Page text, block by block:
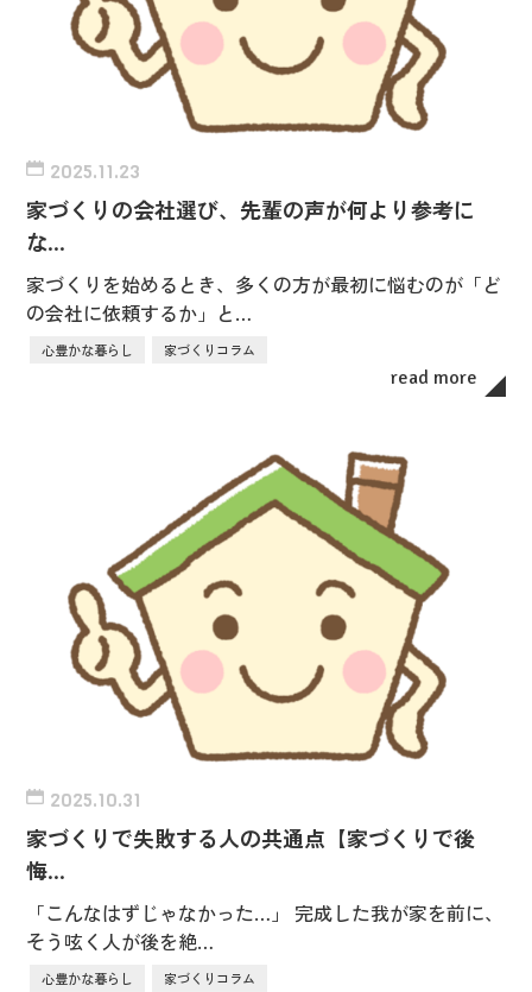
2025.11.23
家づくりの会社選び、先輩の声が何より参考に
な…
家づくりを始めるとき、多くの方が最初に悩むのが「ど
の会社に依頼するか」と…
心豊かな暮らし 家づくりコラム
read more
2025.10.31
家づくりで失敗する人の共通点【家づくりで後
悔…
「こんなはずじゃなかった…」 完成した我が家を前に、
そう呟く人が後を絶…
心豊かな暮らし 家づくりコラム